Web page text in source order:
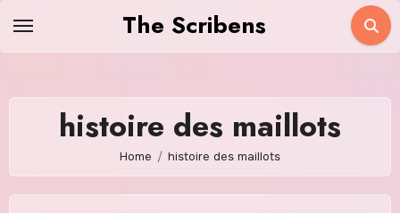
The Scribens
histoire des maillots
Home histoire des maillots